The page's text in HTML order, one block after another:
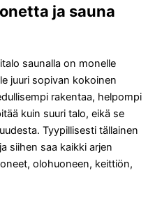
ja sauna
saunalla on monelle
juuri sopivan kokoinen
rakentaa, helpompi
kuin suuri talo, eikä se
Tyypillisesti tällainen
siihen saa kaikki arjen
olohuoneen, keittiön,